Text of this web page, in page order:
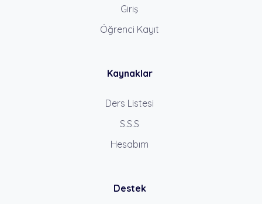
Giriş
Öğrenci Kayıt
Kaynaklar
Ders Listesi
S.S.S
Hesabım
Destek